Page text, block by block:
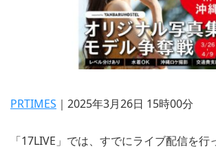
PRTIMES ｜2025年3月26日 15時00分
「17LIVE」では、すでにライブ配信を